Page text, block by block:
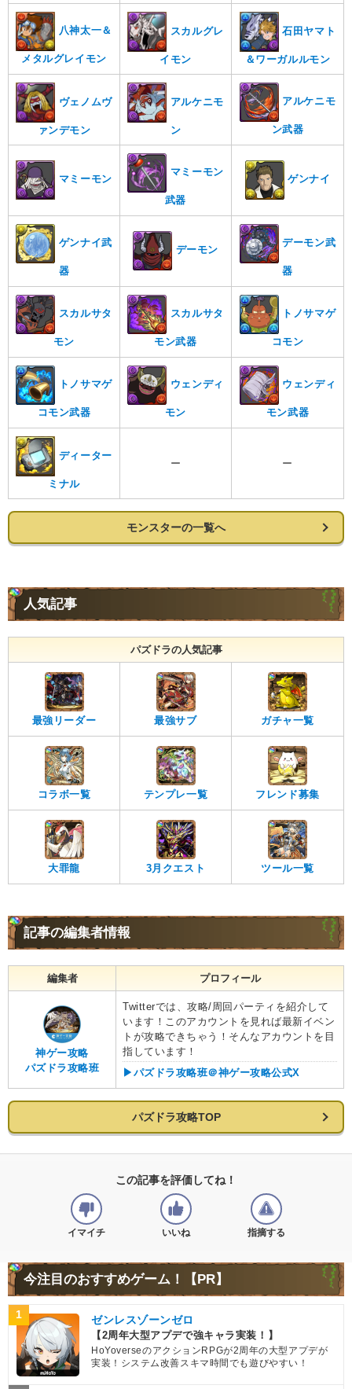
八神太一＆
メタルグレイモン
スカルグレ
イモン
石田ヤマト
＆ワーガルルモン
ヴェノムヴ
ァンデモン
アルケニモ
ン
アルケニモ
ン武器
マミーモン
マミーモン
武器
ゲンナイ
ゲンナイ武
器
デーモン
デーモン武
器
スカルサタ
モン
スカルサタ
モン武器
トノサマゲ
コモン
トノサマゲ
コモン武器
ウェンディ
モン
ウェンディ
モン武器
ディーター
ミナル
ー ー
モンスターの一覧へ
人気記事
パズドラの人気記事
最強リーダー 最強サブ ガチャ一覧
コラボ一覧 テンプレ一覧 フレンド募集
大罪龍 3月クエスト ツール一覧
記事の編集者情報
編集者 プロフィール
神ゲー攻略
パズドラ攻略班
Twitterでは、攻略/周回パーティを紹介して
います！このアカウントを見れば最新イベン
トが攻略できちゃう！そんなアカウントを目
指しています！
▶︎パズドラ攻略班＠神ゲー攻略公式X
パズドラ攻略TOP
この記事を評価してね！
イマイチ いいね 指摘する
今注目のおすすめゲーム！【PR】
1 ゼンレスゾーンゼロ
【2周年大型アプデで強キャラ実装！】
HoYoverseのアクションRPGが2周年の大型アプデが
実装！システム改善スキマ時間でも遊びやすい！